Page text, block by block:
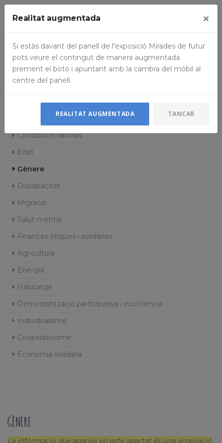
Condicions laborals
Edat
Gènere
Discapacitat
Migració
Salut mental
Finances ètiques i solidàries
Agricultura
Energia
Habitatge
Democratització participativa i econòmica
Individualisme
Cooperativisme
Economia solidària
GÈNERE
La informació que apareix en este apartat és una ampliació
Realitat augmentada ×
Si estàs davant del panell de l'exposició Mirades de futur
pots veure el contingut de manera augmentada
prement el botó i apuntant amb la cambra del mòbil al
centre del panell.
REALITAT AUGMENTADA TANCAR